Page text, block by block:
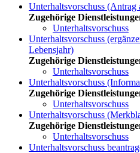
Unterhaltsvorschuss (Antrag
Zugehörige
Unterhaltsvorschuss
Unterhaltsvorschuss
Lebensjahr)
Zugehörige
Unterhaltsvorschuss
Unterhaltsvorschuss
Zugehörige
Unterhaltsvorschuss
Unterhaltsvorschuss
Zugehörige
Unterhaltsvorschuss
Unterhaltsvorschuss